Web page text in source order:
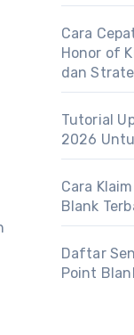
Cara
Honor of
dan
Tutorial
2026
Cara
Blank
Daftar
Point